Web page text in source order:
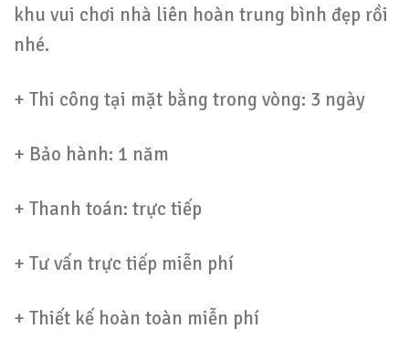
khu vui chơi nhà liên hoàn trung bình đẹp rồi
nhé.
+ Thi công tại mặt bằng trong vòng: 3 ngày
+ Bảo hành: 1 năm
+ Thanh toán: trực tiếp
+ Tư vấn trực tiếp miễn phí
+ Thiết kế hoàn toàn miễn phí